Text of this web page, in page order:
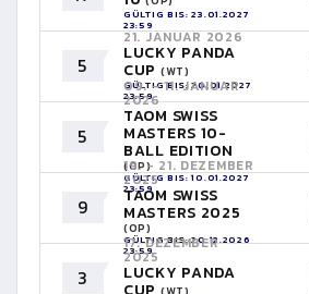
GÜLTIG BIS: 23.01.2027
23:59
5
21. JANUAR 2026
LUCKY PANDA
CUP (WT)
GÜLTIG BIS: 20.01.2027
23:59
5
09. - 11. JANUAR
2026
TAOM SWISS
MASTERS 10-
BALL EDITION
(OP)
GÜLTIG BIS: 10.01.2027
23:59
9
19. - 21. DEZEMBER
2025
TAOM SWISS
MASTERS 2025
(OP)
GÜLTIG BIS: 20.12.2026
23:59
3
17. DEZEMBER
2025
LUCKY PANDA